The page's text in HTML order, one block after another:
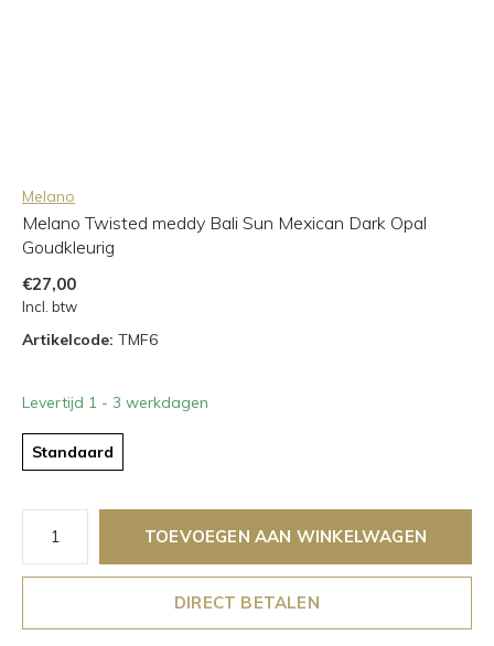
Melano
Melano Twisted meddy Bali Sun Mexican Dark Opal
Goudkleurig
€27,00
Incl. btw
Artikelcode: TMF6
Levertijd 1 - 3 werkdagen
Standaard
TOEVOEGEN AAN WINKELWAGEN
DIRECT BETALEN